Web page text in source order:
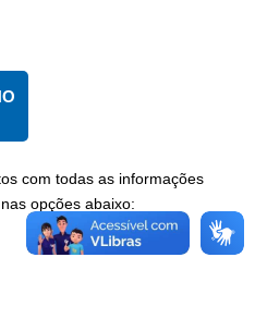
com todas as informações
opções abaixo: